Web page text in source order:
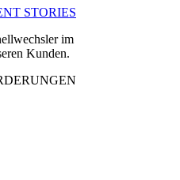
STORIES
im
Kunden.